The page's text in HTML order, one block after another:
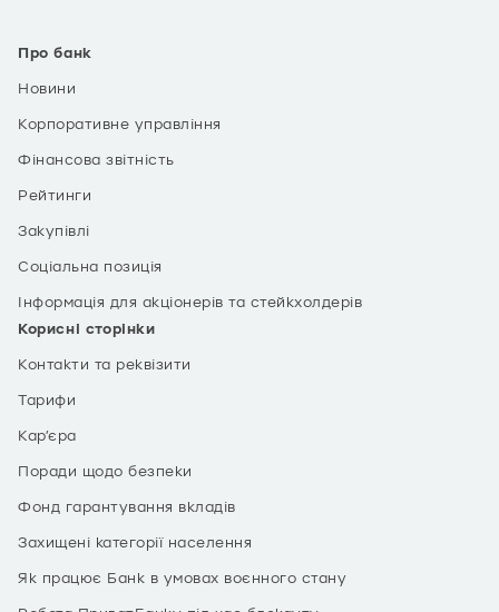
Про банк
Новини
Корпоративне управління
Фінансова звітність
Рейтинги
Закупівлі
Соціальна позиція
Інформація для акціонерів та стейкхолдерів
Корисні сторінки
Контакти та реквізити
Тарифи
Кар’єра
Поради щодо безпеки
Фонд гарантування вкладів
Захищені категорії населення
Як працює Банк в умовах воєнного стану